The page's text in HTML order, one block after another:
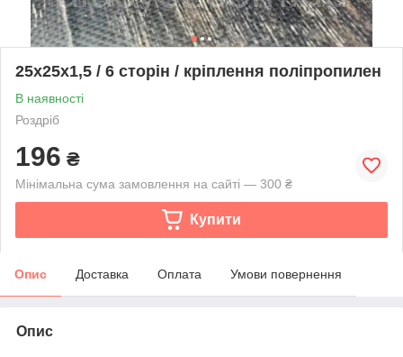
25х25х1,5 / 6 сторін / кріплення поліпропилен
В наявності
Роздріб
196 ₴
Мінімальна сума замовлення на сайті — 300 ₴
Купити
Опис Доставка Оплата Умови повернення
Опис